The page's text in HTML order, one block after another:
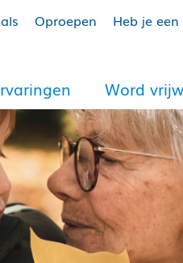
Oproepen Heb je
Word